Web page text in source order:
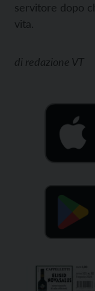
servitore dopo
vita.
di redazione VT